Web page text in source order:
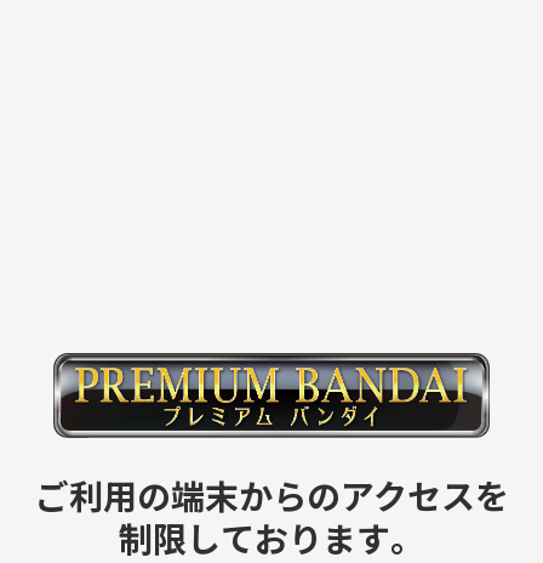
ご利用の端末からのアクセスを
制限しております。